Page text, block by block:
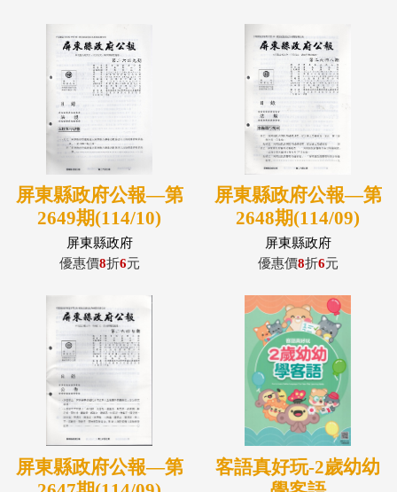
屏東縣政府公報—第
2649期(114/10)
屏東縣政府
優惠價8折6元
屏東縣政府公報—第
2648期(114/09)
屏東縣政府
優惠價8折6元
屏東縣政府公報—第
客語真好玩-2歲幼幼